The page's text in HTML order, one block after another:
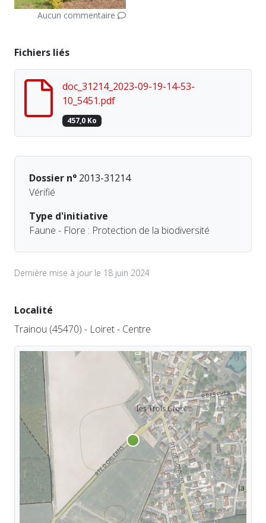
Aucun commentaire
Fichiers liés
doc_31214_2023-09-19-14-53-
10_5451.pdf
457,0 Ko
Dossier n° 2013-31214
Vérifié
Type d'initiative
Faune - Flore : Protection de la biodiversité
Dernière mise à jour le 18 juin 2024
Localité
Trainou (45470) - Loiret - Centre